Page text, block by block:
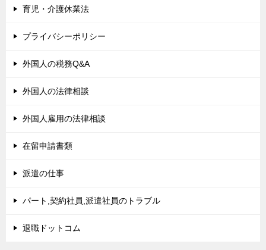
育児・介護休業法
プライバシーポリシー
外国人の税務Q&A
外国人の法律相談
外国人雇用の法律相談
在留申請書類
派遣の仕事
パート,契約社員,派遣社員のトラブル
退職ドットコム